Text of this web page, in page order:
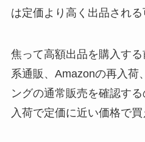
は定価より高く出品される
焦って高額出品を購入す
系通販、Amazonの再入荷
ングの通常販売を確認す
入荷で定価に近い価格で買